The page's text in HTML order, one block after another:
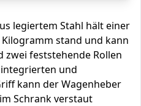
legiertem Stahl hält einer
stand und kann
zwei feststehende Rollen
und
kann der Wagenheber
Schrank verstaut